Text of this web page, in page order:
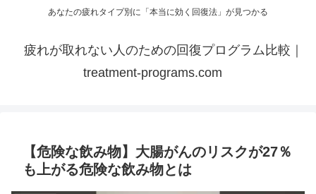
あなたの疲れタイプ別に「本当に効く回復法」が見つかる
疲れが取れない人のための回復プログラム比較｜
treatment-programs.com
【危険な飲み物】大腸がんのリスクが27％
も上がる危険な飲み物とは